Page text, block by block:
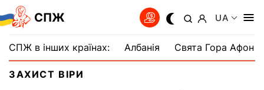
СПЖ UA
СПЖ в інших країнах: Албанія Свята Гора Афон
ЗАХИСТ ВІРИ